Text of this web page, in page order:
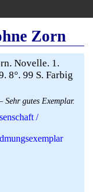
Zorn
Novelle. 1.
8°. 99 S. Farbig
gutes Exemplar.
/